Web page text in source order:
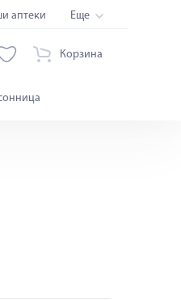
аптеки Еще
Корзина